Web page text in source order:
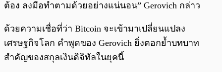
ต้อง ลงมือทำตามด้วยอย่างแน่นอน” Gerovich กล่าว
ด้วยความเชื่อที่ว่า Bitcoin จะเข้ามาเปลี่ยนแปลง
เศรษฐกิจโลก คำพูดของ Gerovich ยิ่งตอกย้ำบทบาท
สำคัญของสกุลเงินดิจิทัลในยุคนี้